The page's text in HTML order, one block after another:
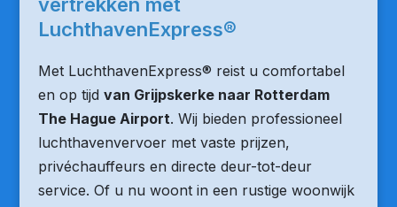
LuchthavenExpress®
Met LuchthavenExpress® reist u comfortabel
en op tijd van Grijpskerke naar Rotterdam
The Hague Airport. Wij bieden professioneel
luchthavenvervoer met vaste prijzen,
privéchauffeurs en directe deur-tot-deur
service. Of u nu woont in een rustige woonwijk